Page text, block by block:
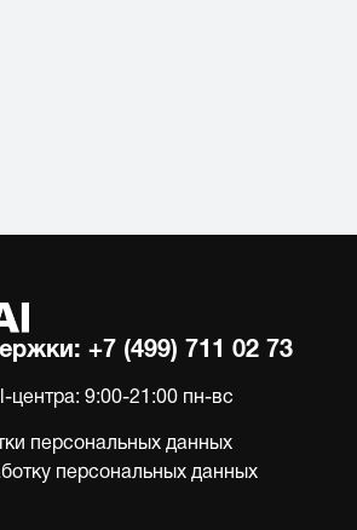
+7 (499) 711 02 73
центра: 9:00-21:00 пн-вс
персональных данных
персональных данных